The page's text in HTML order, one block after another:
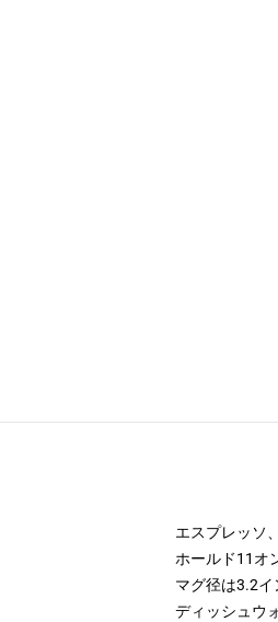
エスプレッソ
ホールド11オ
マグ径は3.2イ
ディッシュウ